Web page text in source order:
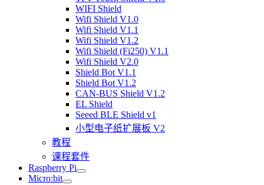
WIFI Shield
Wifi Shield V1.0
Wifi Shield V1.1
Wifi Shield V1.2
Wifi Shield (Fi250) V1.1
Wifi Shield V2.0
Shield Bot V1.1
Shield Bot V1.2
CAN-BUS Shield V1.2
EL Shield
Seeed BLE Shield v1
小型电子纸扩展板 V2
教程
课程套件
Raspberry Pi
Micro:bit